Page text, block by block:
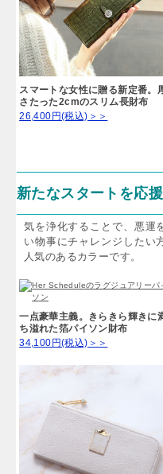
スマートな女性に贈る新定番。
さたった2cmのスリム長財布
26,400円(税込)＞＞
新たなスタートを応
気を浄化することで、悪運
い物事にチャレンジしたい
人気のあるカラーです。
一点豪華主義。きらきら輝きに
ち溢れた箔パイソン財布
34,100円(税込)＞＞